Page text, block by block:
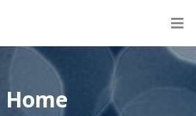
Home